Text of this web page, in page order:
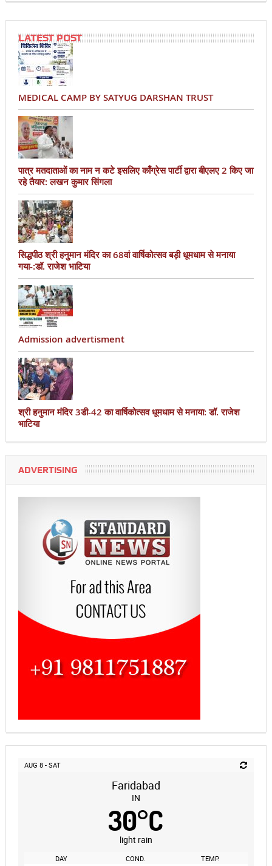
LATEST POST
MEDICAL CAMP BY SATYUG DARSHAN TRUST
पात्र मतदाताओं का नाम न कटे इसलिए काँग्रेस पार्टी द्वारा बीएलए 2 किए जा
रहे तैयार: लखन कुमार सिंगला
सिद्धपीठ श्री हनुमान मंदिर का 68वां वार्षिकोत्सव बड़ी धूमधाम से मनाया
गया-:डॉ. राजेश भाटिया
Admission advertisment
श्री हनुमान मंदिर 3डी-42 का वार्षिकोत्सव धूमधाम से मनाया: डॉ. राजेश
भाटिया
ADVERTISING
AUG 8 - SAT
Faridabad
IN
30°C
light rain
DAY COND. TEMP.